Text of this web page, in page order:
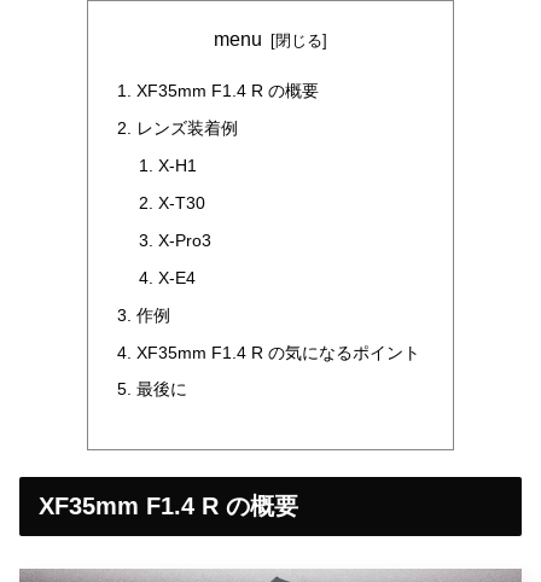
menu
XF35mm F1.4 R の概要
レンズ装着例
X-H1
X-T30
X-Pro3
X-E4
作例
XF35mm F1.4 R の気になるポイント
最後に
XF35mm F1.4 R の概要